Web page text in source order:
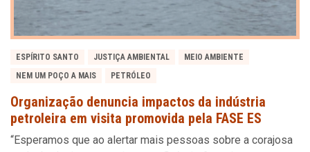
ESPÍRITO SANTO JUSTIÇA AMBIENTAL
MEIO AMBIENTE
NEM UM POÇO A MAIS
PETRÓLEO
Organização denuncia impactos da indústria
petroleira em visita promovida pela FASE ES
“Esperamos que ao alertar mais pessoas sobre a corajosa